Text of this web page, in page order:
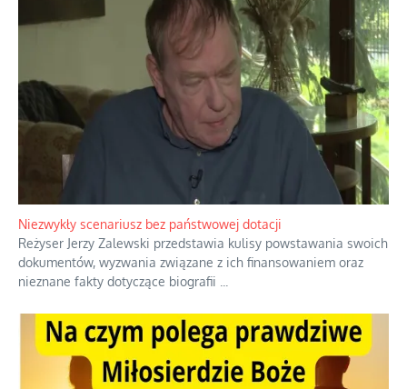
Niezwykły scenariusz bez państwowej dotacji
Reżyser Jerzy Zalewski przedstawia kulisy powstawania swoich
dokumentów, wyzwania związane z ich finansowaniem oraz
nieznane fakty dotyczące biografii